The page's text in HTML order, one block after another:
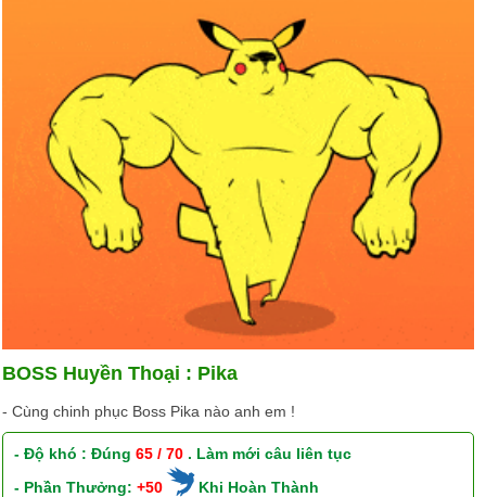
BOSS Huyền Thoại : Pika
- Cùng chinh phục Boss Pika nào anh em !
- Độ khó : Đúng65 / 70 . Làm mới câu liên tục
- Phần Thưởng:+50 Khi Hoàn Thành